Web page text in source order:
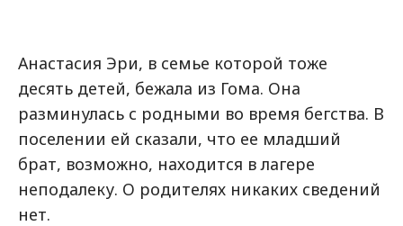
Анастасия Эри, в семье которой тоже
десять детей, бежала из Гома. Она
разминулась с родными во время бегства. В
поселении ей сказали, что ее младший
брат, возможно, находится в лагере
неподалеку. О родителях никаких сведений
нет.